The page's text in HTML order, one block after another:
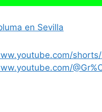
en Sevilla